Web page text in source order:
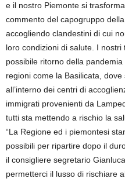
e il nostro Piemonte si
commento del capogruppo
accogliendo clandestini di cui
loro condizioni di salute. I
possibile ritorno della
regioni come la Basilicata,
all’interno dei centri di
immigrati provenienti da
tutti sta mettendo a rischio la
“La Regione ed i piemontesi
possibili per ripartire dopo il
il consigliere segretario
permetterci il lusso di rischiare